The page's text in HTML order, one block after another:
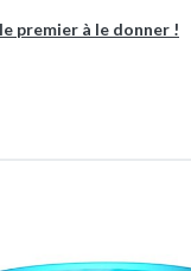
et empêche la saleté
premier à le donner !